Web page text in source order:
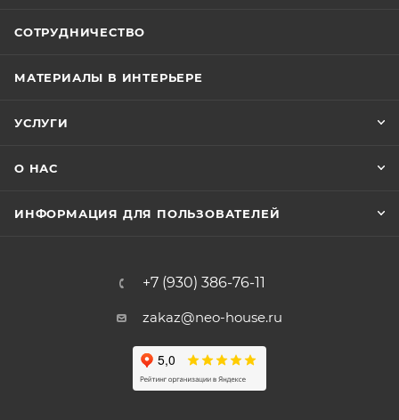
СОТРУДНИЧЕСТВО
МАТЕРИАЛЫ В ИНТЕРЬЕРЕ
УСЛУГИ
О НАС
ИНФОРМАЦИЯ ДЛЯ ПОЛЬЗОВАТЕЛЕЙ
+7 (930) 386-76-11
zakaz@neo-house.ru